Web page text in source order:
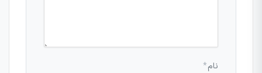
نام*